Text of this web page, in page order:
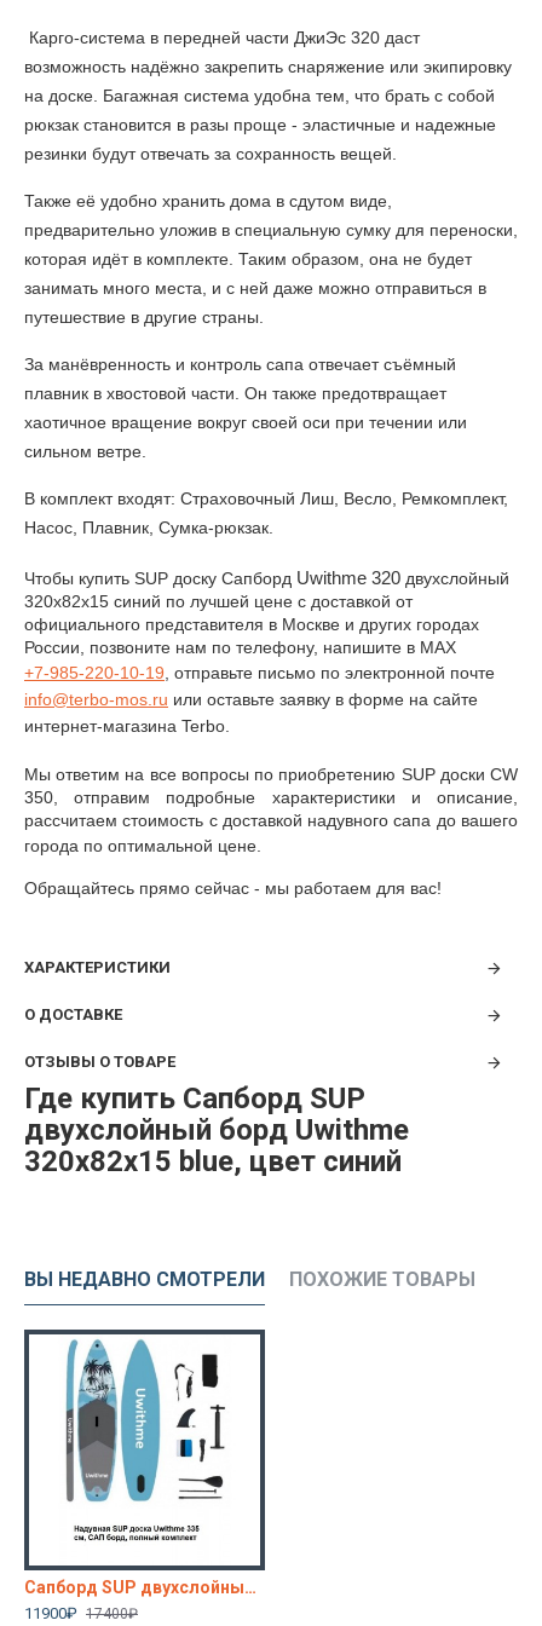
Карго-система в передней части ДжиЭс 320 даст
возможность надёжно закрепить снаряжение или экипировку
на доске. Багажная система удобна тем, что брать с собой
рюкзак становится в разы проще - эластичные и надежные
резинки будут отвечать за сохранность вещей.
Также её удобно хранить дома в сдутом виде,
предварительно уложив в специальную сумку для переноски,
которая идёт в комплекте. Таким образом, она не будет
занимать много места, и с ней даже можно отправиться в
путешествие в другие страны.
За манёвренность и контроль сапа отвечает съёмный
плавник в хвостовой части. Он также предотвращает
хаотичное вращение вокруг своей оси при течении или
сильном ветре.
В комплект входят: Страховочный Лиш, Весло, Ремкомплект,
Насос, Плавник, Сумка-рюкзак.
Чтобы купить SUP доску Сапборд Uwithmе 320 двухслойный
320х82х15 синий по лучшей цене с доставкой от
официального представителя в Москве и других городах
России, позвоните нам по телефону, напишите в MAX
+7-985-220-10-19 , отправьте письмо по электронной почте
info@terbo-mos ru или оставьте заявку в форме на сайте
интернет-магазина Terbo
Мы ответим на все вопросы по приобретению SUP доски CW
350, отправим подробные характеристики и описание,
рассчитаем стоимость с доставкой надувного сапа до вашего
города по оптимальной цене.
Обращайтесь прямо сейчас - мы работаем для вас!
ХАРАКТЕРИСТИКИ
О ДОСТАВКЕ
ОТЗЫВЫ О ТОВАРЕ
Где купить Сапборд SUP
двухслойный бoрд Uwithmе
320х82х15 blue, цвет синий
ВЫ НЕДАВНО СМОТРЕЛИ ПОХОЖИЕ ТОВАРЫ
Сапборд SUP двухслойный бoрд Uwithmе 320х82х15 blue, цвет синий
11900₽ 17400₽